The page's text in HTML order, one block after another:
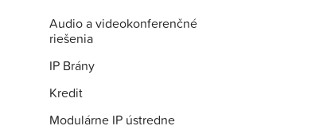
Audio a videokonferenčné
riešenia
IP Brány
Kredit
Modulárne IP ústredne